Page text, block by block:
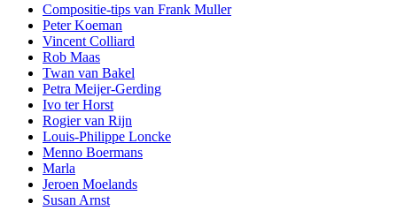
Compositie-tips van Frank Muller
Peter Koeman
Vincent Colliard
Rob Maas
Twan van Bakel
Petra Meijer-Gerding
Ivo ter Horst
Rogier van Rijn
Louis-Philippe Loncke
Menno Boermans
Marla
Jeroen Moelands
Susan Arnst